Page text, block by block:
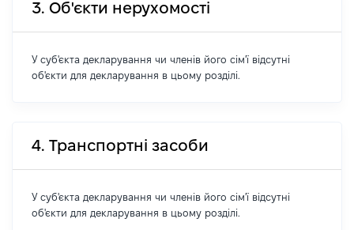
3. Об'єкти нерухомості
У суб'єкта декларування чи членів його сім'ї відсутні
об'єкти для декларування в цьому розділі.
4. Транспортні засоби
У суб'єкта декларування чи членів його сім'ї відсутні
об'єкти для декларування в цьому розділі.